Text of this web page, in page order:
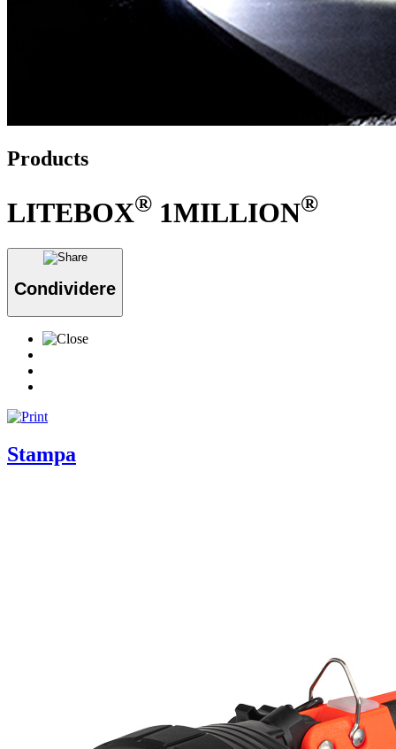
Products
LITEBOX® 1MILLION®
Condividere
Stampa